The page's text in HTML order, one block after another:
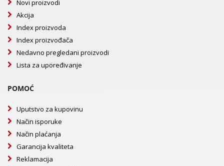
Novi proizvodi
Akcija
Index proizvoda
Index proizvođača
Nedavno pregledani proizvodi
Lista za upoređivanje
POMOĆ
Uputstvo za kupovinu
Način isporuke
Način plaćanja
Garancija kvaliteta
Reklamacija